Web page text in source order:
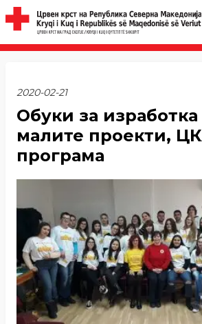
2020-02-21
Обуки за изработка
малите проекти,
програма